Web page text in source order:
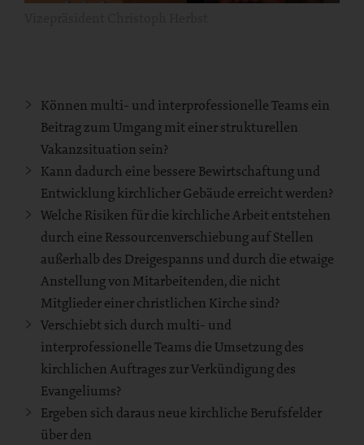
Können multi- und interprofessionelle Teams ein
Beitrag zum Umgang mit einer strukturellen
Vakanzsituation sein?
Kann dadurch eine bessere Bewirtschaftung und
Entwicklung kirchlicher Gebäude erreicht werden?
Welche Risiken für die kirchliche Arbeit entstehen
durch eine Ressourcenverschiebung auf Stellen
außerhalb des Dreigespanns und durch die etwaige
Anstellung von Mitarbeitenden, die nicht
Mitglieder einer christlichen Kirche sind?
Verschiebt sich durch multi- und
interprofessionelle Teams die Umsetzung des
kirchlichen Auftrages zur Verkündigung des
Evangeliums?
Ergeben sich daraus neue kirchliche Berufsfelder
über den